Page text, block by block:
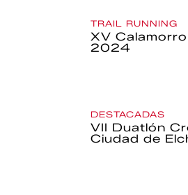
TRAIL RUNNING
XV
2024
DESTACADAS
VII Duatlón
Ciudad de